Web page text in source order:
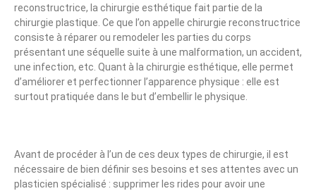
reconstructrice, la chirurgie esthétique fait partie de la
chirurgie plastique. Ce que l’on appelle chirurgie reconstructrice
consiste à réparer ou remodeler les parties du corps
présentant une séquelle suite à une malformation, un accident,
une infection, etc. Quant à la chirurgie esthétique, elle permet
d’améliorer et perfectionner l’apparence physique : elle est
surtout pratiquée dans le but d’embellir le physique.
Avant de procéder à l’un de ces deux types de chirurgie, il est
nécessaire de bien définir ses besoins et ses attentes avec un
plasticien spécialisé : supprimer les rides pour avoir une